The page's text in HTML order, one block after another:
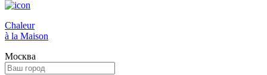
Сhaleur
à la Maison
Москва